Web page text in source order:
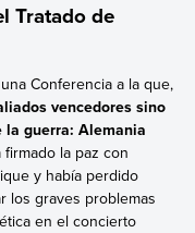
Tratado de
Conferencia a la que,
vencedores sino
la guerra: Alemania
firmado la paz con
y había perdido
los graves problemas
en el concierto